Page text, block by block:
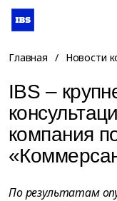
Главная / Новости
IBS –
компания
По результатам